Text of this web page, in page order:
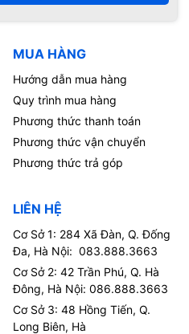
MUA HÀNG
Hướng dẫn mua hàng
Quy trình mua hàng
Phương thức thanh toán
Phương thức vận chuyển
Phương thức trả góp
LIÊN HỆ
Cơ Sở 1: 284 Xã Đàn, Q. Đống
Đa, Hà Nội: 083.888.3663
Cơ Sở 2: 42 Trần Phú, Q. Hà
Đông, Hà Nội: 086.888.3663
Cơ Sở 3: 48 Hồng Tiến, Q.
Long Biên, Hà